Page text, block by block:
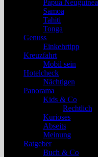
Papua Neuguinea
Samoa
Tahiti
Tonga
Genuss
Einkehrtipp
Kreuzfahrt
Mobil sein
Hotelcheck
Nächtigen
Panorama
Kids & Co
Rechtlich
Kurioses
Abseits
Meinung
Ratgeber
Buch & Co